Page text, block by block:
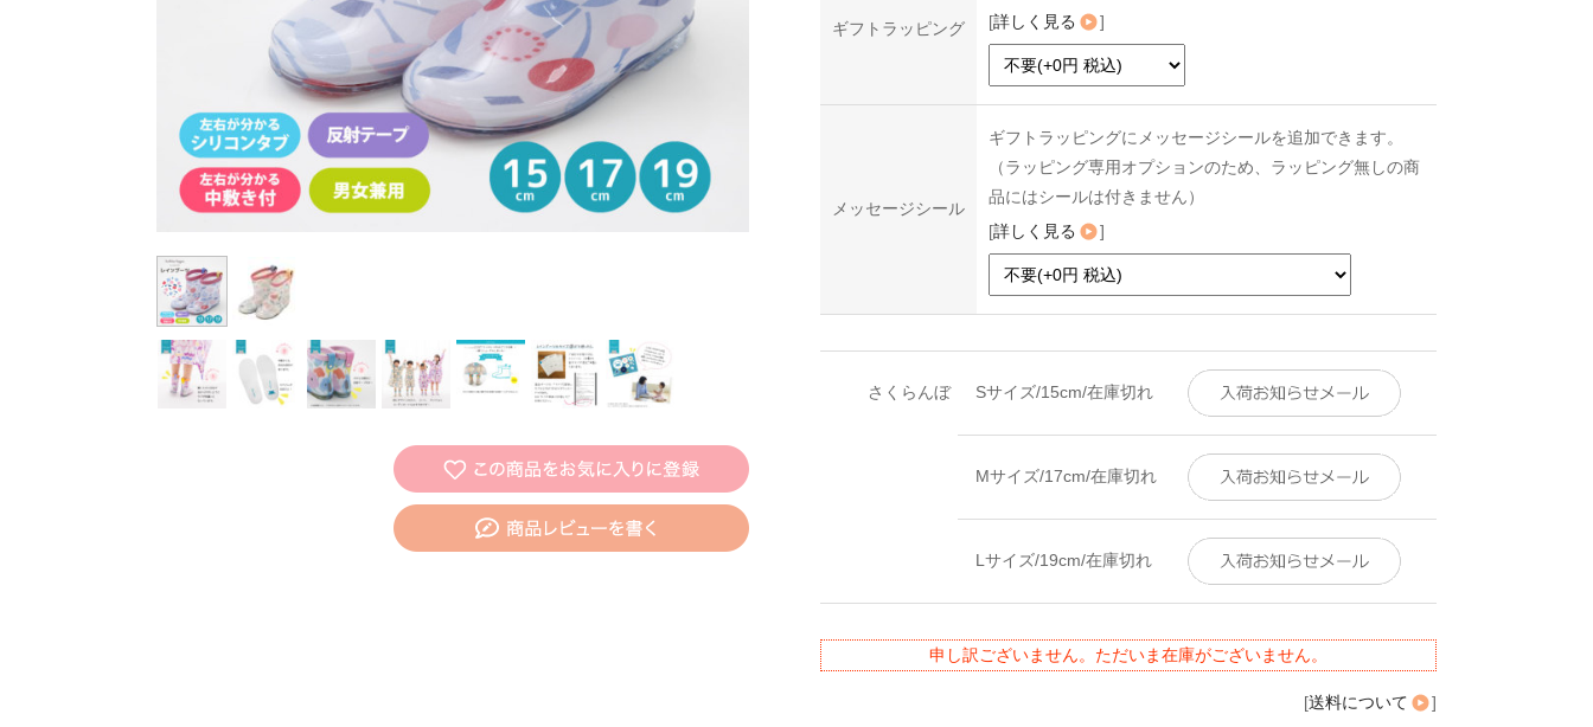
ギフトラッピング
[詳しく見る ]
メッセージシール
ギフトラッピングにメッセージシールを追加できます。
（ラッピング専用オプションのため、ラッピング無しの商
品にはシールは付きません）
[詳しく見る ]
さくらんぼ Sサイズ/15cm/在庫切れ
Mサイズ/17cm/在庫切れ
Lサイズ/19cm/在庫切れ
申し訳ございません。ただいま在庫がございません。
[送料について ]